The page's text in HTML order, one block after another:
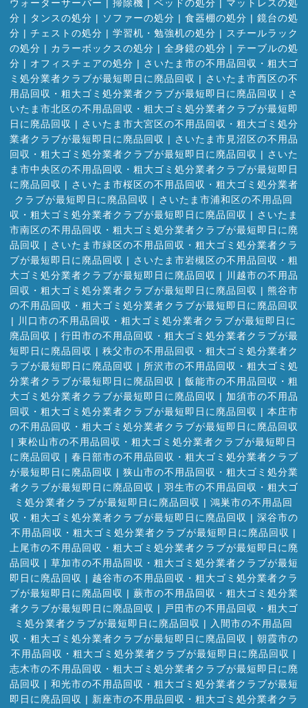
ウォーターサーバー | 掃除機 | ベッドの処分 | マットレスの処
分 | タンスの処分 | ソファーの処分 | 食器棚の処分 | 鏡台の処
分 | チェストの処分 | 学習机・勉強机の処分 | スチールラック
の処分 | カラーボックスの処分 | 全身鏡の処分 | テーブルの処
分 | オフィスチェアの処分 | さいたま市の不用品回収・粗大ゴ
ミ処分業者クラブが最短即日に廃品回収 | さいたま市西区の不
用品回収・粗大ゴミ処分業者クラブが最短即日に廃品回収 | さ
いたま市北区の不用品回収・粗大ゴミ処分業者クラブが最短即
日に廃品回収 | さいたま市大宮区の不用品回収・粗大ゴミ処分
業者クラブが最短即日に廃品回収 | さいたま市見沼区の不用品
回収・粗大ゴミ処分業者クラブが最短即日に廃品回収 | さいた
ま市中央区の不用品回収・粗大ゴミ処分業者クラブが最短即日
に廃品回収 | さいたま市桜区の不用品回収・粗大ゴミ処分業者
クラブが最短即日に廃品回収 | さいたま市浦和区の不用品回
収・粗大ゴミ処分業者クラブが最短即日に廃品回収 | さいたま
市南区の不用品回収・粗大ゴミ処分業者クラブが最短即日に廃
品回収 | さいたま市緑区の不用品回収・粗大ゴミ処分業者クラ
ブが最短即日に廃品回収 | さいたま市岩槻区の不用品回収・粗
大ゴミ処分業者クラブが最短即日に廃品回収 |
川越市の不用品
回収・粗大ゴミ処分業者クラブが最短即日に廃品回収 | 熊谷市
の不用品回収・粗大ゴミ処分業者クラブが最短即日に廃品回収
|
川口市の不用品回収・粗大ゴミ処分業者クラブが最短即日に
廃品回収 | 行田市の不用品回収・粗大ゴミ処分業者クラブが最
短即日に廃品回収 | 秩父市の不用品回収・粗大ゴミ処分業者ク
ラブが最短即日に廃品回収 | 所沢市の不用品回収・粗大ゴミ処
分業者クラブが最短即日に廃品回収 | 飯能市の不用品回収・粗
大ゴミ処分業者クラブが最短即日に廃品回収 | 加須市の不用品
回収・粗大ゴミ処分業者クラブが最短即日に廃品回収 | 本庄市
の不用品回収・粗大ゴミ処分業者クラブが最短即日に廃品回収
| 東松山市の不用品回収・粗大ゴミ処分業者クラブが最短即日
に廃品回収 | 春日部市の不用品回収・粗大ゴミ処分業者クラブ
が最短即日に廃品回収 | 狭山市の不用品回収・粗大ゴミ処分業
者クラブが最短即日に廃品回収 | 羽生市の不用品回収・粗大ゴ
ミ処分業者クラブが最短即日に廃品回収 | 鴻巣市の不用品回
収・粗大ゴミ処分業者クラブが最短即日に廃品回収 | 深谷市の
不用品回収・粗大ゴミ処分業者クラブが最短即日に廃品回収 |
上尾市の不用品回収・粗大ゴミ処分業者クラブが最短即日に廃
品回収 | 草加市の不用品回収・粗大ゴミ処分業者クラブが最短
即日に廃品回収 | 越谷市の不用品回収・粗大ゴミ処分業者クラ
ブが最短即日に廃品回収 | 蕨市の不用品回収・粗大ゴミ処分業
者クラブが最短即日に廃品回収 |
戸田市の不用品回収・粗大ゴ
ミ処分業者クラブが最短即日に廃品回収 |
入間市の不用品回
収・粗大ゴミ処分業者クラブが最短即日に廃品回収 | 朝霞市の
不用品回収・粗大ゴミ処分業者クラブが最短即日に廃品回収 |
志木市の不用品回収・粗大ゴミ処分業者クラブが最短即日に廃
品回収 | 和光市の不用品回収・粗大ゴミ処分業者クラブが最短
即日に廃品回収 | 新座市の不用品回収・粗大ゴミ処分業者クラ